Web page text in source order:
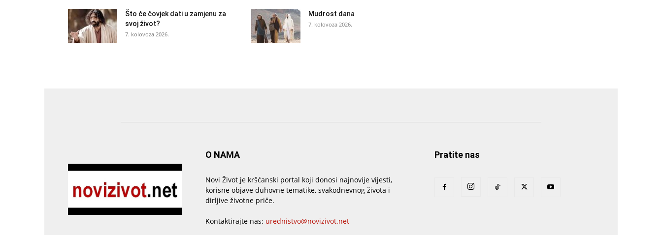
Što će čovjek dati u zamjenu za
svoj život?
7. kolovoza 2026.
Mudrost dana
7. kolovoza 2026.
O NAMA
Novi Život je kršćanski portal koji donosi najnovije vijesti,
korisne objave duhovne tematike, svakodnevnog života i
dirljive životne priče.
Kontaktirajte nas: urednistvo@novizivot.net
Pratite nas